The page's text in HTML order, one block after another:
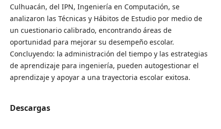
Culhuacán, del IPN, Ingeniería en Computación, se
analizaron las Técnicas y Hábitos de Estudio por medio de
un cuestionario calibrado, encontrando áreas de
oportunidad para mejorar su desempeño escolar.
Concluyendo: la administración del tiempo y las estrategias
de aprendizaje para ingeniería, pueden autogestionar el
aprendizaje y apoyar a una trayectoria escolar exitosa.
Descargas